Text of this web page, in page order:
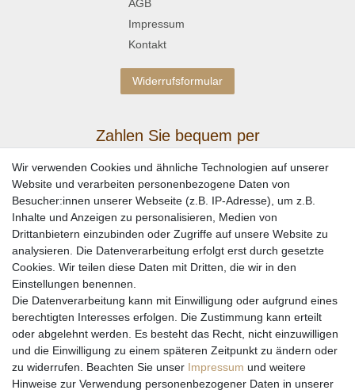
AGB
Impressum
Kontakt
Widerrufsformular
Zahlen Sie bequem per
Wir versenden mit
Wir verwenden Cookies und ähnliche Technologien auf unserer
Website und verarbeiten personenbezogene Daten von
Besucher:innen unserer Webseite (z.B. IP-Adresse), um z.B.
Inhalte und Anzeigen zu personalisieren, Medien von
Drittanbietern einzubinden oder Zugriffe auf unsere Website zu
analysieren. Die Datenverarbeitung erfolgt erst durch gesetzte
Cookies. Wir teilen diese Daten mit Dritten, die wir in den
Einstellungen benennen.
Die Datenverarbeitung kann mit Einwilligung oder aufgrund eines
berechtigten Interesses erfolgen. Die Zustimmung kann erteilt
oder abgelehnt werden. Es besteht das Recht, nicht einzuwilligen
und die Einwilligung zu einem späteren Zeitpunkt zu ändern oder
zu widerrufen. Beachten Sie unser Impressum und weitere
Hinweise zur Verwendung personenbezogener Daten in unserer